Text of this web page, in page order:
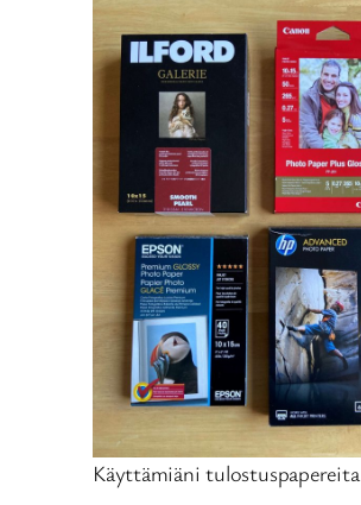
Käyttämiäni tulostuspapereita